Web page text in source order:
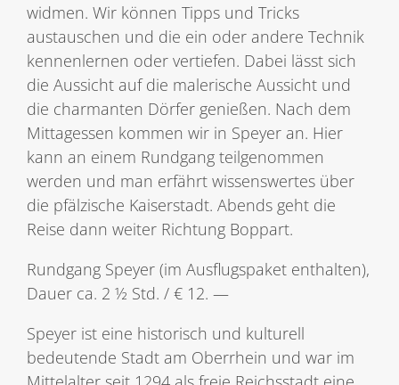
widmen. Wir können Tipps und Tricks
austauschen und die ein oder andere Technik
kennenlernen oder vertiefen. Dabei lässt sich
die Aussicht auf die malerische Aussicht und
die charmanten Dörfer genießen. Nach dem
Mittagessen kommen wir in Speyer an. Hier
kann an einem Rundgang teilgenommen
werden und man erfährt wissenswertes über
die pfälzische Kaiserstadt. Abends geht die
Reise dann weiter Richtung Boppart.
Rundgang Speyer (im Ausflugspaket enthalten),
Dauer ca. 2 ½ Std. / € 12. —
Speyer ist eine historisch und kulturell
bedeutende Stadt am Oberrhein und war im